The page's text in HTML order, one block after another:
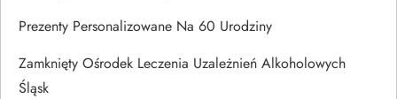
Prezenty Personalizowane Na 60 Urodziny
Zamknięty Ośrodek Leczenia Uzależnień Alkoholowych
Śląsk